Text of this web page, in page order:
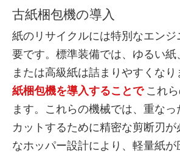
古紙梱包機の導入
紙のリサイクルには特別なエン
要です。標準装備では、ゆるい紙
または高級紙は詰まりやすくな
紙梱包機を導入することでこれら
ます。これらの機械では、重な
カットするために精密な剪断刃
なホッパー設計により、軽量紙が